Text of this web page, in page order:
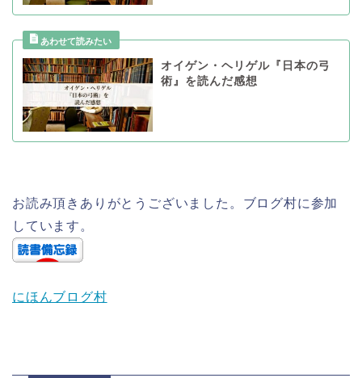
オイゲン・ヘリゲル『日本の弓
術』を読んだ感想
お読み頂きありがとうございました。ブログ村に参加
しています。
にほんブログ村